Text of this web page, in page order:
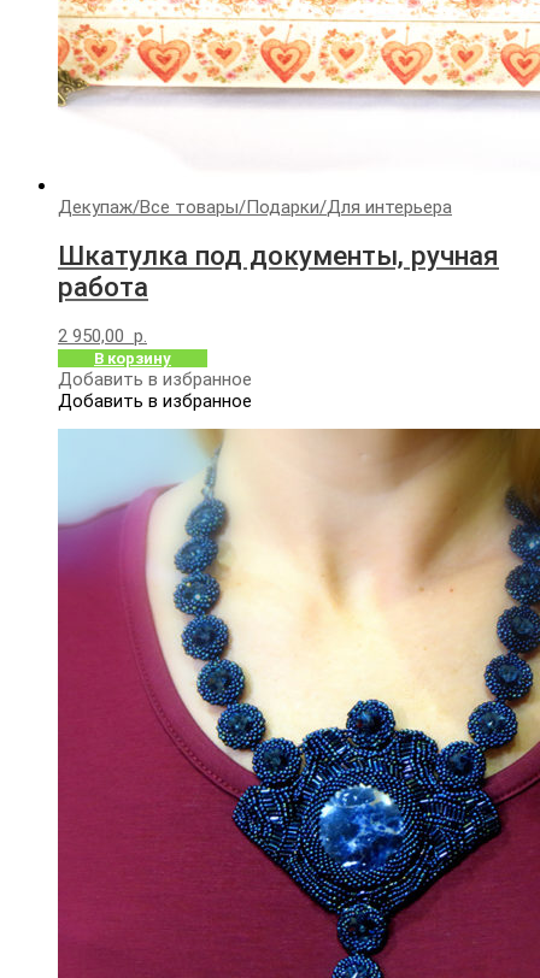
Декупаж/Все товары/Подарки/Для интерьера
Шкатулка под документы, ручная
работа
2 950,00 р.
В корзину
Добавить в избранное
Добавить в избранное